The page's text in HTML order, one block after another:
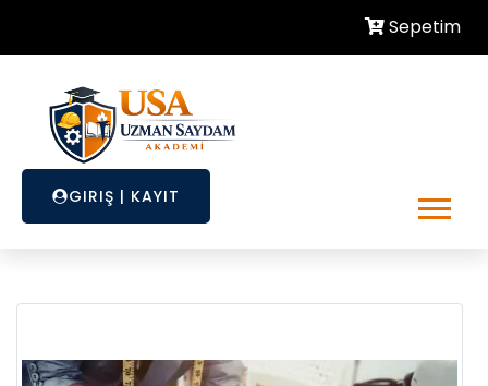
Sepetim
GIRIŞ | KAYIT